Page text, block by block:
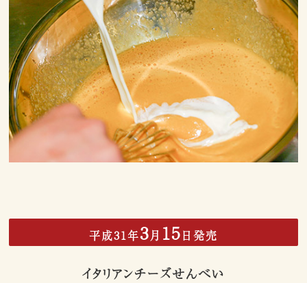
平成31年3月 15日発売
イタリアンチーズせんべい